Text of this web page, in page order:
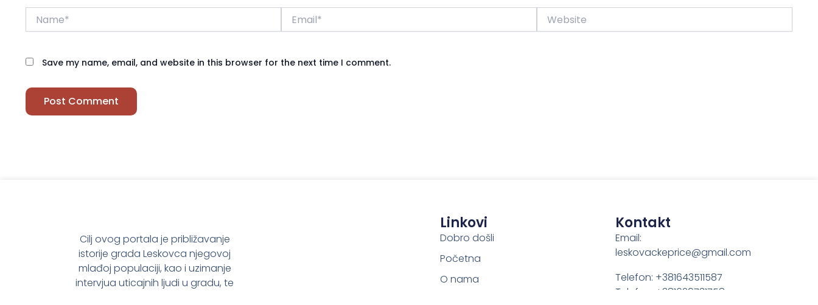
Website
Save my name, email, and website in this browser for the next time I comment.
Cilj ovog portala je približavanje
istorije grada Leskovca njegovoj
mlađoj populaciji, kao i uzimanje
intervjua uticajnih ljudi u gradu, te
Linkovi
Dobro došli
Početna
O nama
Kontakt
Email:
leskovackeprice@gmail.com
Telefon: +381643511587
Telefon: +381629731758